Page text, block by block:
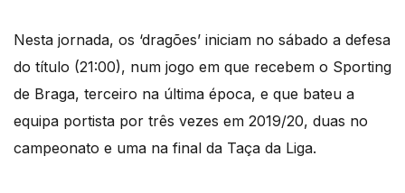
Nesta jornada, os ‘dragões’ iniciam no sábado a defesa
do título (21:00), num jogo em que recebem o Sporting
de Braga, terceiro na última época, e que bateu a
equipa portista por três vezes em 2019/20, duas no
campeonato e uma na final da Taça da Liga.